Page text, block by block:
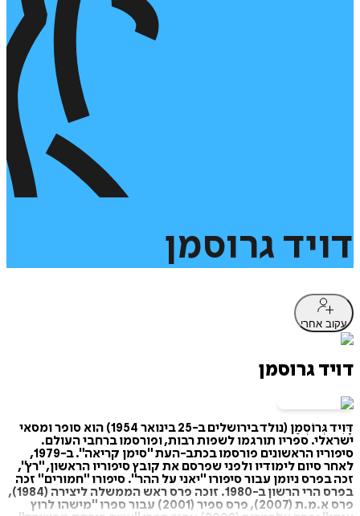
דויד גרוסמן
עקוב אחרי
דויד גרוסמן
דָּוִיד גְּרוֹסְמַן (נולד בירושלים ב-25 בינואר 1954) הוא סופר ומסאי
ישראלי. ספריו תורגמו לשפות רבות, ופורסמו ברחבי העולם.
סיפוריו הראשונים פורסמו בכתב-העת "סימן קריאה". ב-1979,
לאחר סיום לימודיו ולפני שפרסם את קובץ סיפוריו הראשון, "רץ",
זכה בפרס ניומן עבור סיפורו "יאני על ההר". סיפורו "חמורים" זכה
בפרס הרי הרשון ב-1980. זוכה פרס ראש הממשלה ליצירה (1984),
פרס א.מ.ת (2007), פרס ספיר (2001) עבור ספרו "מישהו לרוץ